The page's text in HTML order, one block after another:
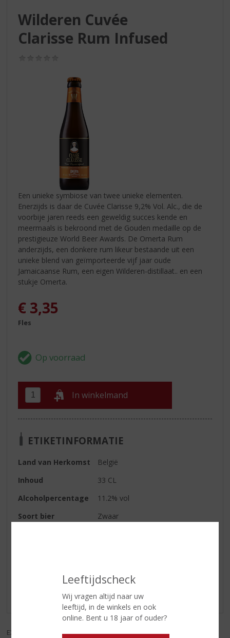
Leeftijdscheck
Wij vragen altijd naar uw
leeftijd, in de winkels en ook
online. Bent u 18 jaar of ouder?
Wilderen Cuvée
Clarisse Rum Infused
Een unieke symbiose van twee unieke elementen.
Enerzijds is daar de Cuvée Clarisse 9,2% Vol. Alc., die de
voorbije jaren reeds een geweldig succes kende en
meermaals is bekroond met de Gouden medaille op de
prestigieuze World Beer Awards. De Omerta Rum
anderzijds, een donkere rum likeur bestaande uit een
unieke blend van geïmporteerde vijf jaar oude
Jamaicaanse Rum, een eigen Wilderen-distillaat.. en een
stukje Omerta.
€ 3,35
Fles
In winkelmand
ETIKETINFORMATIE
Land van Herkomst
België
Inhoud
33 CL
Alcoholpercentage
11.2% vol
Soort bier
Zwaar
Schrijf een review
Er zijn nog geen reviews geplaatst voor dit product
EXCL. BTW INCL. BTW